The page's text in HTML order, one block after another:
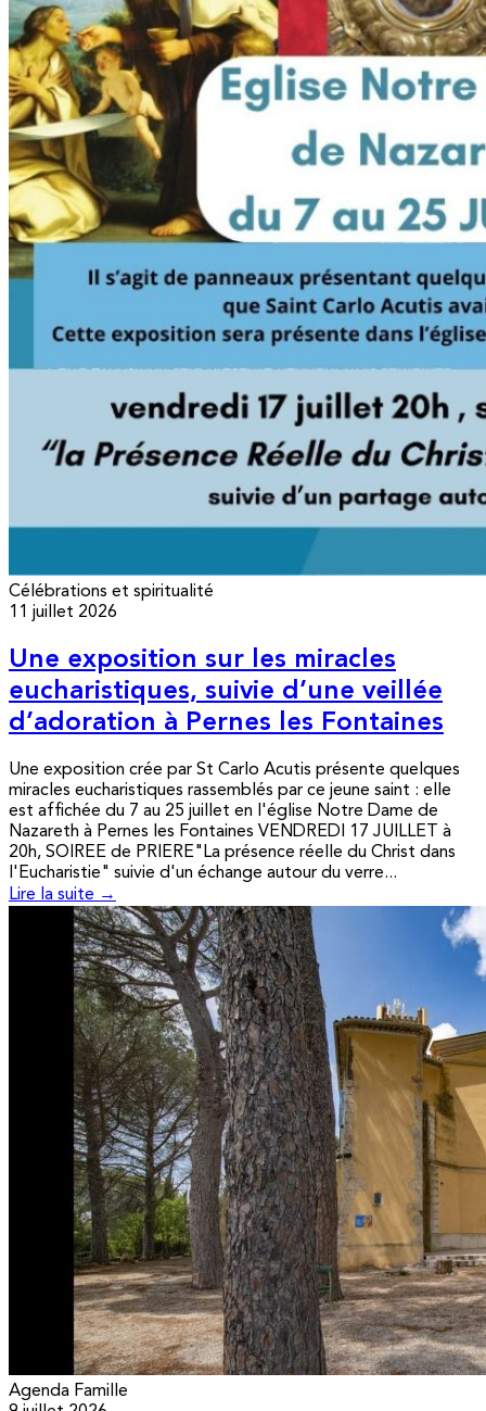
Célébrations et spiritualité
11 juillet 2026
Une exposition sur les miracles
eucharistiques, suivie d’une veillée
d’adoration à Pernes les Fontaines
Une exposition crée par St Carlo Acutis présente quelques
miracles eucharistiques rassemblés par ce jeune saint : elle
est affichée du 7 au 25 juillet en l'église Notre Dame de
Nazareth à Pernes les Fontaines VENDREDI 17 JUILLET à
20h, SOIREE de PRIERE"La présence réelle du Christ dans
l'Eucharistie" suivie d'un échange autour du verre...
Lire la suite →
Agenda Famille